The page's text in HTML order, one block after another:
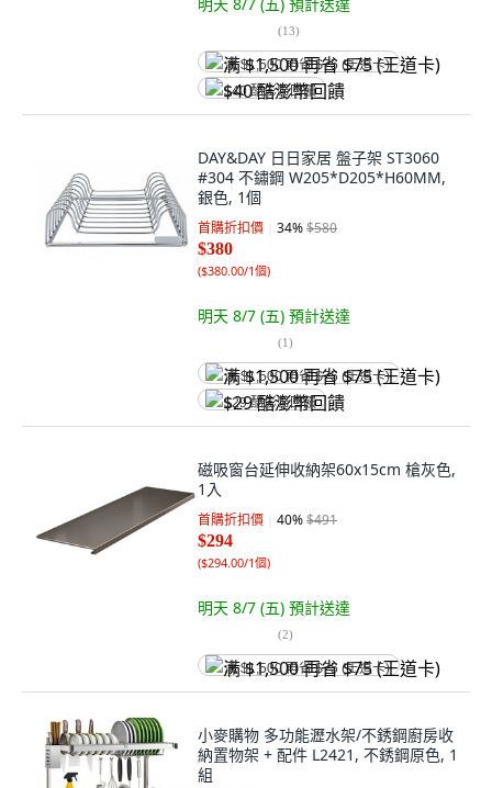
(13)
满 $1,500 再省 $75 (王道卡)
$40 酷澎幣回饋
DAY&DAY 日日家居 盤子架 ST3060
#304 不鏽鋼 W205*D205*H60MM,
銀色, 1個
首購折扣價 34%$580
$380
($380.00/1個)
明天 8/7 (五) 預計送達
(1)
满 $1,500 再省 $75 (王道卡)
$29 酷澎幣回饋
磁吸窗台延伸收納架60x15cm 槍灰色,
1入
首購折扣價 40%$491
$294
($294.00/1個)
明天 8/7 (五) 預計送達
(2)
满 $1,500 再省 $75 (王道卡)
小麥購物 多功能瀝水架/不銹鋼廚房收
納置物架 + 配件 L2421, 不銹鋼原色, 1
組